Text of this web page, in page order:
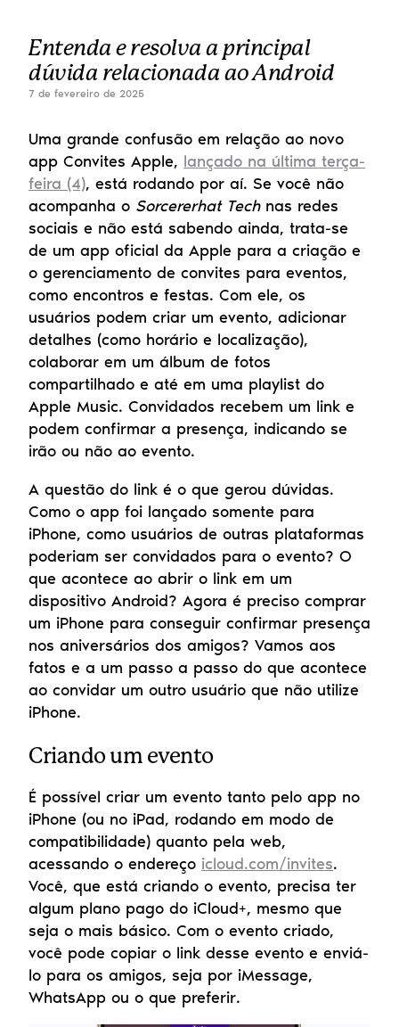
Entenda e resolva a principal
dúvida relacionada ao Android
7 de fevereiro de 2025
Uma grande confusão em relação ao novo
app Convites Apple, lançado na última terça-
feira (4), está rodando por aí. Se você não
acompanha o Sorcererhat Tech nas redes
sociais e não está sabendo ainda, trata-se
de um app oficial da Apple para a criação e
o gerenciamento de convites para eventos,
como encontros e festas. Com ele, os
usuários podem criar um evento, adicionar
detalhes (como horário e localização),
colaborar em um álbum de fotos
compartilhado e até em uma playlist do
Apple Music. Convidados recebem um link e
podem confirmar a presença, indicando se
irão ou não ao evento.
A questão do link é o que gerou dúvidas.
Como o app foi lançado somente para
iPhone, como usuários de outras plataformas
poderiam ser convidados para o evento? O
que acontece ao abrir o link em um
dispositivo Android? Agora é preciso comprar
um iPhone para conseguir confirmar presença
nos aniversários dos amigos? Vamos aos
fatos e a um passo a passo do que acontece
ao convidar um outro usuário que não utilize
iPhone.
Criando um evento
É possível criar um evento tanto pelo app no
iPhone (ou no iPad, rodando em modo de
compatibilidade) quanto pela web,
acessando o endereço icloud.com/invites.
Você, que está criando o evento, precisa ter
algum plano pago do iCloud+, mesmo que
seja o mais básico. Com o evento criado,
você pode copiar o link desse evento e enviá-
lo para os amigos, seja por iMessage,
WhatsApp ou o que preferir.